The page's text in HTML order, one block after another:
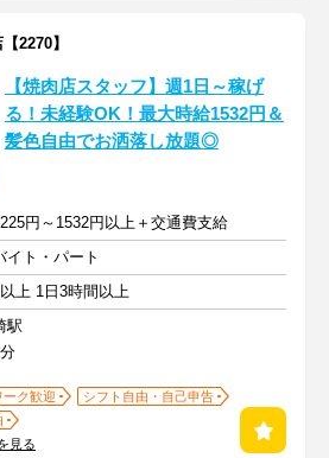
2270】
【焼肉店スタッフ】週1日～稼げ
る！未経験OK！最大時給1532円＆
髪色自由でお洒落し放題◎
円～1532円以上＋交通費支給
イト・パート
上 1日3時間以上
駅
ク歓迎
シフト自由・自己申告
見る